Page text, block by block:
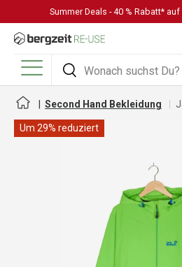
DIREKT ZUM INHALT
Summer Deals - 40 % Rabatt* auf
Suchen
Suchen
Menü
Second Hand Bekleidung
Um 29% reduziert